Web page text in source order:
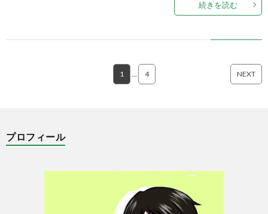
続きを読む
1 4 NEXT
プロフィール